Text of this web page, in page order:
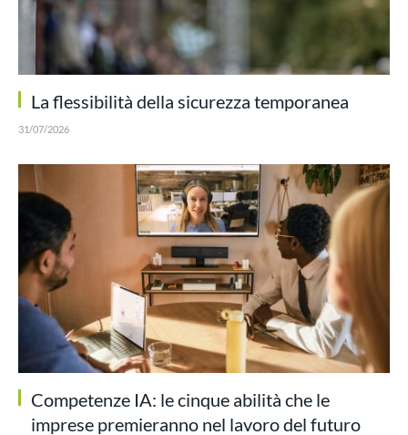
La flessibilità della sicurezza temporanea
31/07/2026
Competenze IA: le cinque abilità che le
imprese premieranno nel lavoro del futuro